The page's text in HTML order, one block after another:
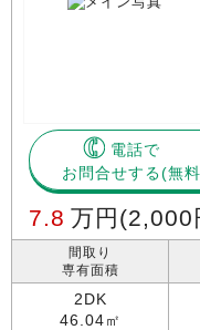
電話で
お問合せする
7.8 万円 (2,000
間取り
専有面積
2DK
46.04㎡